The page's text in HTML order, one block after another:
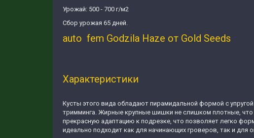
Урожай: 500 - 700 г/м2
Сбор урожая 65 дней.
auto fem Godzila Haze от Gold Seeds
Характеристики
Кусты этого вида обладают пирамидальной формой с
тримминга. Жирные крупные шишки не слишком плотные,
прекрасную адаптацию к подрезке, что позволяет легко
идеально подходит как для начинающих гроверов, так и